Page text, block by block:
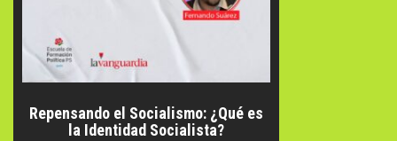
Repensando el Socialismo: ¿Qué es
la Identidad Socialista?